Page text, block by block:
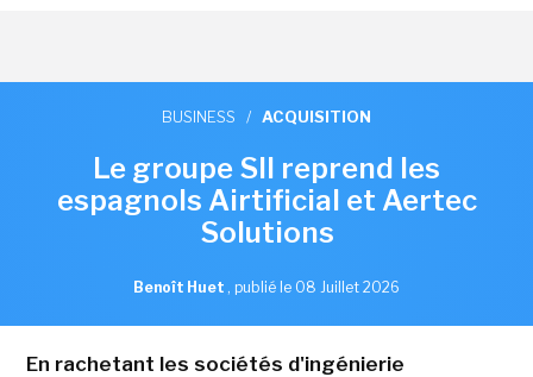
BUSINESS / ACQUISITION
Le groupe SII reprend les
espagnols Airtificial et Aertec
Solutions
Benoît Huet , publié le 08 Juillet 2026
En rachetant les sociétés d'ingénierie